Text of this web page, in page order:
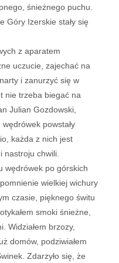
śnieżnego puchu.
Góry Izerskie stały się
z aparatem
uczucie, zajechać na
i zanurzyć się w
nie trzeba biegać na
Julian Gozdowski,
wędrówek powstały
każda z nich jest
nastroju chwili.
wędrówek po górskich
wielkiej wichury
czasie, pięknego świtu
smoki śnieżne,
Widziałem brzozy,
domów, podziwiałem
Zdarzyło się, że